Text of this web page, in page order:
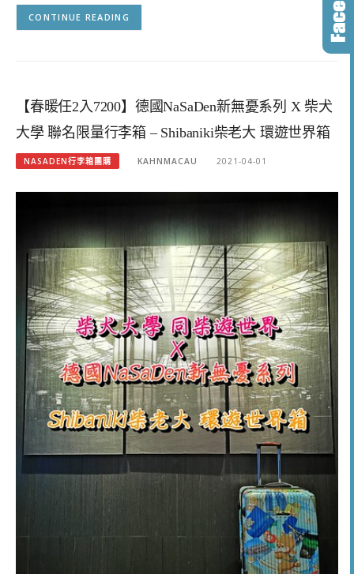
CONTINUE READING
【春暖任2入7200】德國NaSaDen新無憂系列 X 柴犬
大學 聯名限量行李箱 – Shibaniki柴老大 環遊世界箱
NASADEN行李箱團購 KAHNMACAU 2021-04-01